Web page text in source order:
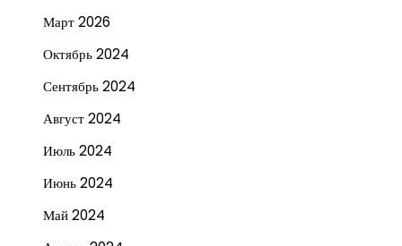
Март 2026
Октябрь 2024
Сентябрь 2024
Август 2024
Июль 2024
Июнь 2024
Май 2024